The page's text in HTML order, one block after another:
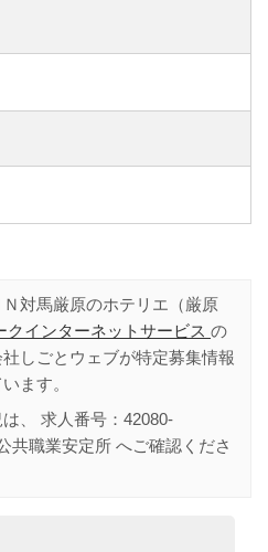
対馬厳原のホテリエ（厳原
クインターネットサービス の
しごとウェブが特定募集情報
ます。
、 求人番号： 42080-
共職業安定所 へご確認くださ